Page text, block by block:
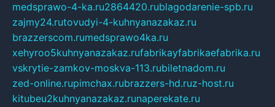
medsprawo-4-ka.ru2864420.rublagodarenie-spb.ru
zajmy24.rutovudyi-4-kuhnyanazakaz.ru
brazzerscom.rumedsprawo4ka.ru
xehyroo5kuhnyanazakaz.rufabrikayfabrikaefabrika.ru
vskrytie-zamkov-moskva-113.rubiletnadom.ru
zed-online.rupimchax.rubrazzers-hd.ruz-host.ru
kitubeu2kuhnyanazakaz.runaperekate.ru